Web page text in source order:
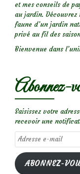
et mes conseils de
au jardin. Découvrez
faune d’un jardin
privé au fil des
Bienvenue dans
Abonnez-
Saisissez votre
recevoir une
Adresse
e-
mail
ABONNEZ-